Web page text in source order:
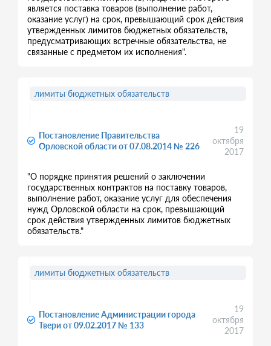
является поставка товаров (выполнение работ,
оказание услуг) на срок, превышающий срок действия
утвержденных лимитов бюджетных обязательств,
предусматривающих встречные обязательства, не
связанные с предметом их исполнения".
Постановление Правительства
Орловской области от 07.08.2014 № 226
19
октября
2017
"О порядке принятия решений о заключении
государственных контрактов на поставку товаров,
выполнение работ, оказание услуг для обеспечения
нужд Орловской области на срок, превышающий
срок действия утвержденных лимитов бюджетных
обязательств."
лимиты бюджетных обязательств
Постановление Администрации города
Твери от 09.02.2017 № 133
19
октября
2017
лимиты бюджетных обязательств